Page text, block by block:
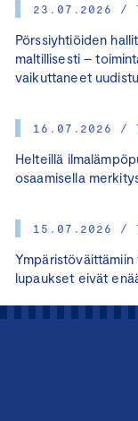
23.07.2026 /
Pörssiyhtiöiden
maltillisesti –
vaikuttaneet
16.07.2026 /
Helteillä
osaamisella
15.07.2026 /
lupaukset eivät